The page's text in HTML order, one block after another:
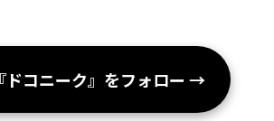
ドコニーク』をフォロー →